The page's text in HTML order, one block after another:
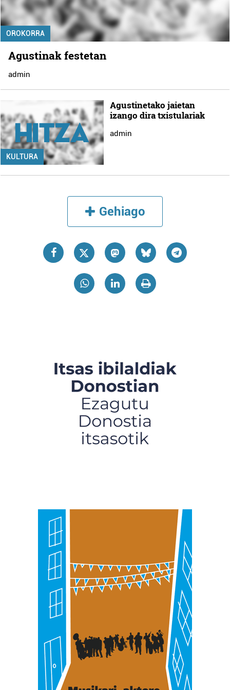
OROKORRA
Agustinak festetan
admin
KULTURA
Agustinetako jaietan
izango dira txistulariak
admin
Gehiago